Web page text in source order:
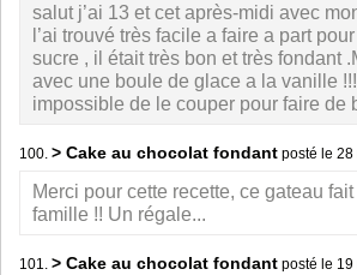
salut j’ai 13 et cet après-midi avec
l’ai trouvé très facile a faire a part
sucre , il était très bon et très fondant
avec une boule de glace a la vanille
impossible de le couper pour faire de
100. > Cake au chocolat fondant posté le 28
Merci pour cette recette, ce gateau
famille !! Un régale...
101. > Cake au chocolat fondant posté le 19